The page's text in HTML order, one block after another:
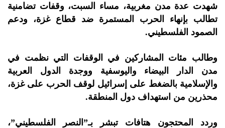
شهدت عدة مدن مغربية، مساء السبت، وقفات تضامنية
تطالب بإنهاء الحرب المستمرة ضد قطاع غزة، ودعم
الصمود الفلسطيني.
وطالب مئات المشاركين في الوقفات التي نظمت في
مدن الدار البيضاء واليوسفية ووجدة الدول العربية
والإسلامية بالضغط على إسرائيل لوقف الحرب على غزة،
محذرين من استهداف دول المنطقة.
وردد المحتجون هتافات تبشر بـ”النصر الفلسطيني”،